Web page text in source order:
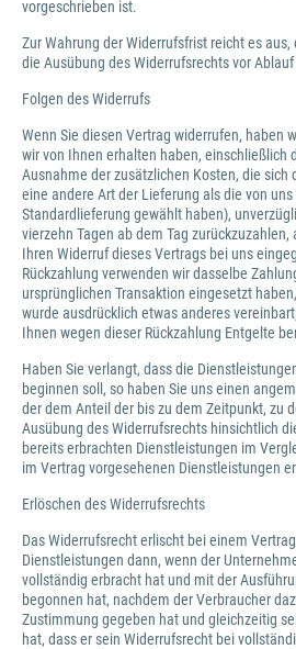
vorgeschrieben ist.
Zur Wahrung der Widerrufsfrist reicht es
die Ausübung des Widerrufsrechts vor
Folgen des Widerrufs
Wenn Sie diesen Vertrag widerrufen, haben
wir von Ihnen erhalten haben, einschließlich
Ausnahme der zusätzlichen Kosten, die sich
eine andere Art der Lieferung als die von
Standardlieferung gewählt haben),
vierzehn Tagen ab dem Tag
Ihren Widerruf dieses Vertrags bei uns
Rückzahlung verwenden wir dasselbe
ursprünglichen Transaktion eingesetzt
wurde ausdrücklich etwas anderes
Ihnen wegen dieser Rückzahlung Entgelte
Haben Sie verlangt, dass die
beginnen soll, so haben Sie uns einen
der dem Anteil der bis zu dem Zeitpunkt, zu
Ausübung des Widerrufsrechts hinsichtlich
bereits erbrachten Dienstleistungen im
im Vertrag vorgesehenen Dienstleistungen
Erlöschen des Widerrufsrechts
Das Widerrufsrecht erlischt bei einem
Dienstleistungen dann, wenn der
vollständig erbracht hat und mit der
begonnen hat, nachdem der Verbraucher
Zustimmung gegeben hat und gleichzeitig
hat, dass er sein Widerrufsrecht bei